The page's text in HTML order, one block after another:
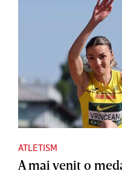
ATLETISM
A mai venit o